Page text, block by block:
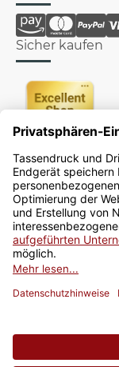
Sicher kaufen
Newsletter